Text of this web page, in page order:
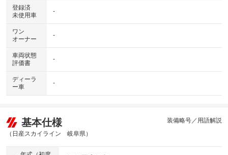
登録済
未使用車
-
ワン
オーナー
-
車両状態
評価書
-
ディーラ
ー車
-
基本仕様
（日産スカイライン 岐阜県）
装備略号／用語解説